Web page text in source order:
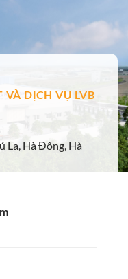
DỊCH VỤ LVB
La, Hà Đông, Hà